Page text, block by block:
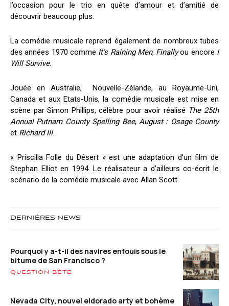
l’occasion pour le trio en quête d’amour et d’amitié de
découvrir beaucoup plus.
La comédie musicale reprend également de nombreux tubes
des années 1970 comme It’s Raining Men, Finallyou encore I
Will Survive.
Jouée en Australie, Nouvelle-Zélande, au Royaume-Uni,
Canada et aux Etats-Unis, la comédie musicale est mise en
scène par Simon Phillips, célèbre pour avoir réalisé The 25th
Annual Putnam County Spelling Bee, August : Osage County
et Richard III.
« Priscilla Folle du Désert » est une adaptation d’un film de
Stephan Elliot en 1994. Le réalisateur a d’ailleurs co-écrit le
scénario de la comédie musicale avec Allan Scott.
DERNIÈRES NEWS
Pourquoi y a-t-il des navires enfouis sous le
bitume de San Francisco ?
QUESTION BÊTE
Nevada City, nouvel eldorado arty et bohème